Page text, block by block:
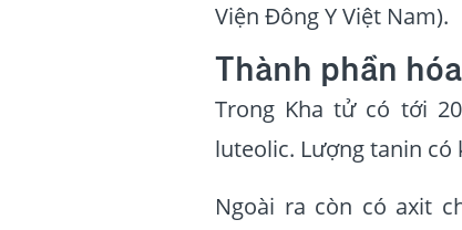
Viện Đông Y Việt Nam).
Thành phần
Trong Kha tử có tới
luteolic. Lượng tanin có
Ngoài ra còn có axit